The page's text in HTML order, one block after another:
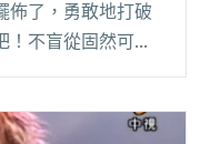
佈了，勇敢地打破
！不盲從固然可
些什麼呢？如果歌
被勾閱讀全文 "如